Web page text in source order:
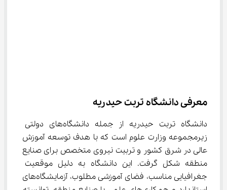
معرفی دانشگاه تربت حیدریه
دانشگاه تربت حیدریه از جمله دانشگاه‌های دولتی
زیرمجموعه وزارت علوم است که با هدف توسعه آموزش
عالی در شرق کشور و تربیت نیروی متخصص برای صنایع
منطقه شکل گرفت. این دانشگاه به دلیل موقعیت
جغرافیایی مناسب، فضای آموزشی مطلوب، آزمایشگاه‌های